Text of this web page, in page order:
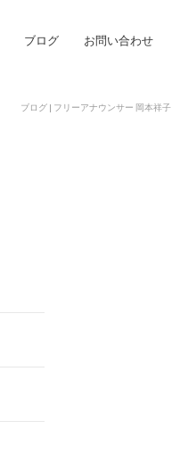
ブログ お問い合わせ
ブログ | フリーアナウンサー 岡本祥子